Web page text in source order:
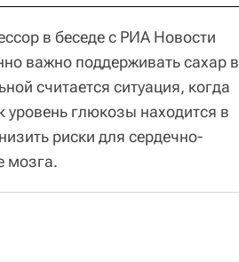
в беседе с РИА Новости
важно поддерживать сахар в
считается ситуация, когда
уровень глюкозы находится в
риски для сердечно-
мозга.